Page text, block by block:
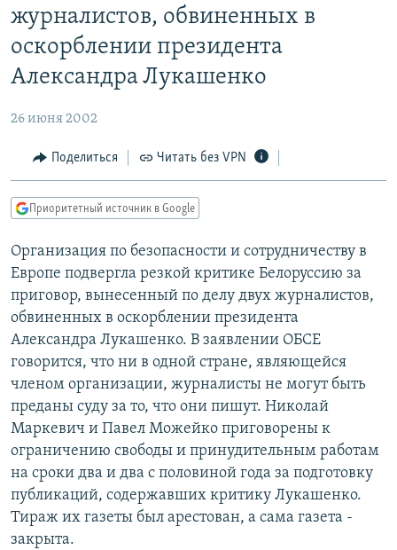
главной
навигации
Вернутся
КУЛЬТУРА
IDEL.РЕАЛИИ
КАВКАЗ.РЕАЛИИ
РАСПИСАНИЕ ВЕЩАНИЯ
ПОДПИШИТЕСЬ НА РАССЫЛКУ
СОЦИАЛЬНЫЕ СЕТИ
Все сайты РСЕ/РС
журналистов, обвиненных в
оскорблении президента
Александра Лукашенко
26 июня 2002
Поделиться Читать без VPN
Приоритетный источник в Google
Организация по безопасности и сотрудничеству в
Европе подвергла резкой критике Белоруссию за
приговор, вынесенный по делу двух журналистов,
обвиненных в оскорблении президента
Александра Лукашенко. В заявлении ОБСЕ
говорится, что ни в одной стране, являющейся
членом организации, журналисты не могут быть
преданы суду за то, что они пишут. Николай
Маркевич и Павел Можейко приговорены к
ограничению свободы и принудительным работам
на сроки два и два с половиной года за подготовку
публикаций, содержавших критику Лукашенко.
Тираж их газеты был арестован, а сама газета -
закрыта.